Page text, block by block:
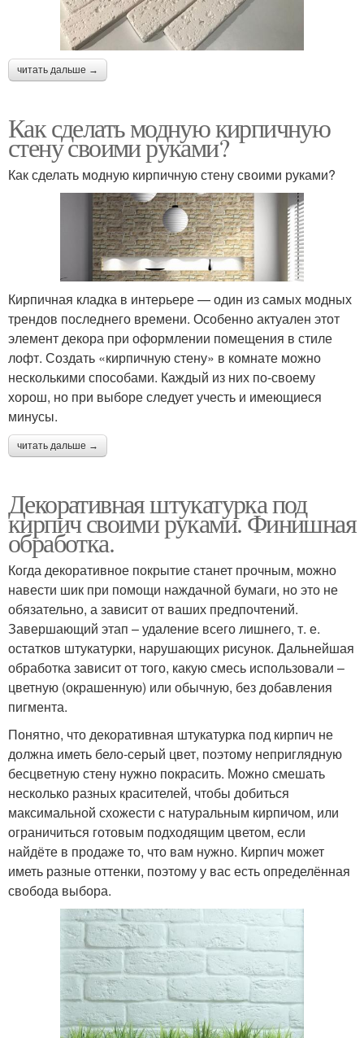
читать дальше →
Как сделать модную кирпичную
стену своими руками?
Как сделать модную кирпичную стену своими руками?
Кирпичная кладка в интерьере — один из самых модных
трендов последнего времени. Особенно актуален этот
элемент декора при оформлении помещения в стиле
лофт. Создать «кирпичную стену» в комнате можно
несколькими способами. Каждый из них по-своему
хорош, но при выборе следует учесть и имеющиеся
минусы.
читать дальше →
Декоративная штукатурка под
кирпич своими руками. Финишная
обработка.
Когда декоративное покрытие станет прочным, можно
навести шик при помощи наждачной бумаги, но это не
обязательно, а зависит от ваших предпочтений.
Завершающий этап – удаление всего лишнего, т. е.
остатков штукатурки, нарушающих рисунок. Дальнейшая
обработка зависит от того, какую смесь использовали –
цветную (окрашенную) или обычную, без добавления
пигмента.
Понятно, что декоративная штукатурка под кирпич не
должна иметь бело-серый цвет, поэтому неприглядную
бесцветную стену нужно покрасить. Можно смешать
несколько разных красителей, чтобы добиться
максимальной схожести с натуральным кирпичом, или
ограничиться готовым подходящим цветом, если
найдёте в продаже то, что вам нужно. Кирпич может
иметь разные оттенки, поэтому у вас есть определённая
свобода выбора.